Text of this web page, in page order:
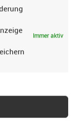
Immer aktiv